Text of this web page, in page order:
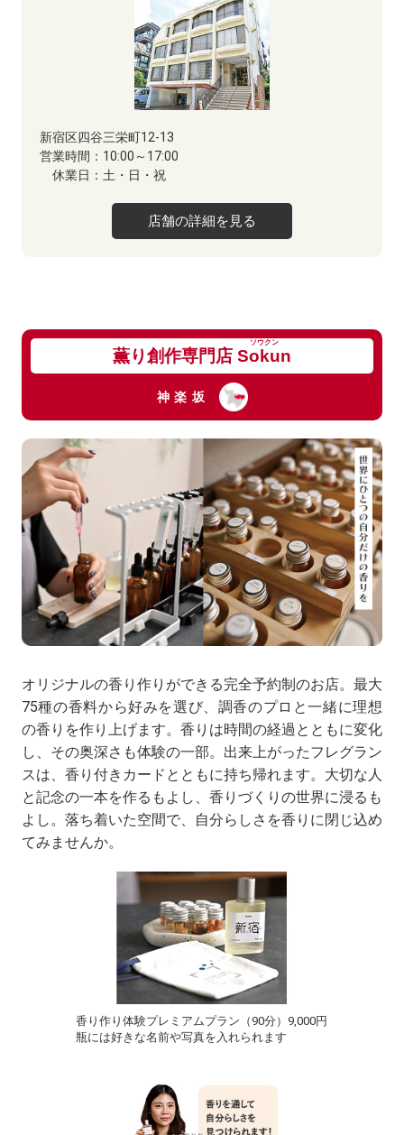
新宿区四谷三栄町12-13
営業時間： 10:00～17:00
休業日： 土・日・祝
店舗の詳細を見る
薫り創作専門店 Sokun
ソウクン
神楽坂
オリジナルの香り作りができる完全予約制のお店。最大
75種の香料から好みを選び、調香のプロと一緒に理想
の香りを作り上げます。香りは時間の経過とともに変化
し、その奥深さも体験の一部。出来上がったフレグラン
スは、香り付きカードとともに持ち帰れます。大切な人
と記念の一本を作るもよし、香りづくりの世界に浸るも
よし。落ち着いた空間で、自分らしさを香りに閉じ込め
てみませんか。
香り作り体験プレミアムプラン（90分）9,000円
瓶には好きな名前や写真を入れられます